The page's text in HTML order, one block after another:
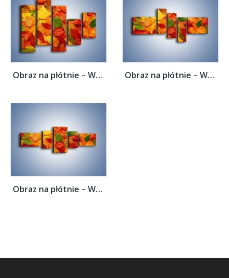
Obraz na płótnie – Wszystkie kolory... Obraz na płótnie – Wszystkie kolory...
Obraz na płótnie – Wszystkie kolory...